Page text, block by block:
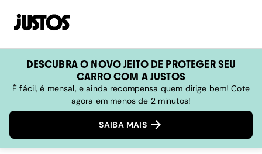
DESCUBRA O NOVO JEITO DE PROTEGER SEU
CARRO COM A JUSTOS
É fácil, é mensal, e ainda recompensa quem dirige bem! Cote
agora em menos de 2 minutos!
SAIBA MAIS